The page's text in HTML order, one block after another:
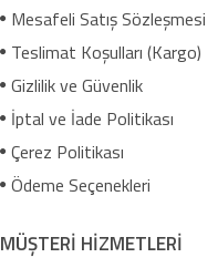
Mesafeli Satış Sözleşmesi
Teslimat Koşulları (Kargo)
Gizlilik ve Güvenlik
İptal ve İade Politikası
Çerez Politikası
Ödeme Seçenekleri
MÜŞTERİ HİZMETLERİ